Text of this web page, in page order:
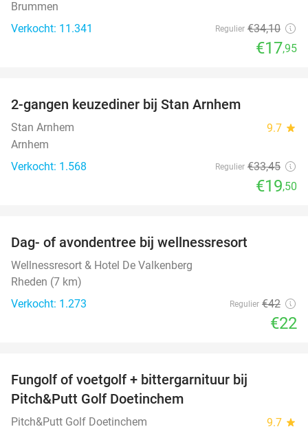
Brummen
Verkocht: 11.341
Regulier €34,10
€17,95
2-gangen keuzediner bij Stan Arnhem
Stan Arnhem 9.7 star
Arnhem
Verkocht: 1.568
Regulier €33,45
€19,50
Dag- of avondentree bij wellnessresort
Wellnessresort & Hotel De Valkenberg
Rheden (7 km)
Verkocht: 1.273
Regulier €42
€22
Fungolf of voetgolf + bittergarnituur bij
Pitch&Putt Golf Doetinchem
Pitch&Putt Golf Doetinchem 9.7 star